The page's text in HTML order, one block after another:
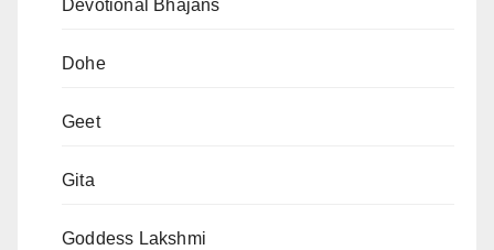
Devotional Bhajans
Dohe
Geet
Gita
Goddess Lakshmi